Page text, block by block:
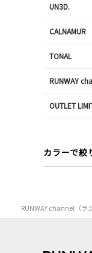
UN3D.
CALNAMUR
TONAL
RUNWAY
OUTLET
カラーで絞
RUNWAY channel（ラ